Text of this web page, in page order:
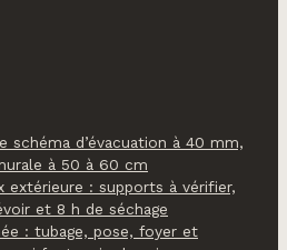
schéma d’évacuation à 40 mm,
à 50 à 60 cm
extérieure : supports à vérifier,
et 8 h de séchage
: tubage, pose, foyer et